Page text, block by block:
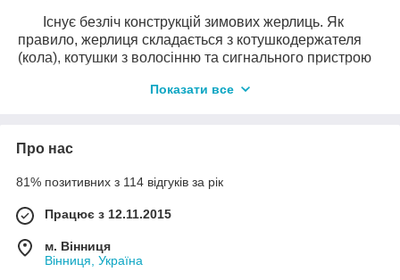
Існує безліч конструкцій зимових жерлиць. Як
правило, жерлиця складається з котушкодержателя
(кола), котушки з волосінню та сигнального пристрою
На котушку намотується волосінь з повідцем та гачком
чином, щоб котушка не дозволяла йому прийняти
тягне волосінь, котушка починає обертатися і
положення. Рибалка, побачивши піднятий прапорець,
біжить до жерлиці і підсікає хижака, щоб гачок міцно
засів у його щелепах.
При цьому не варто поспішати з підсіканням!!!
Показати все
Про нас
81% позитивних з 114 відгуків за рік
Працює з 12.11.2015
м. Вінниця
Вінниця, Україна